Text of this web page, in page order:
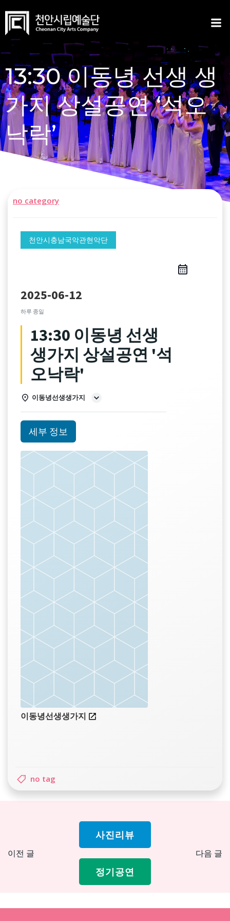
content
13:30 이동녕 선생 생
가지 상설공연 ‘석오
낙락’
no category
천안시충남국악관현악단
2025-06-12
하루 종일
13:30 이동녕 선생
생가지 상설공연 '석
오낙락'
이동녕선생생가지
세부 정보
이동녕선생생가지
no tag
Post
navigation
이전 글
사진리뷰
정기공연
다음 글